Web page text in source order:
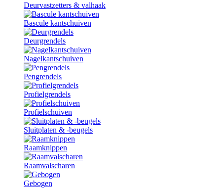
Deurvastzetters & valhaak
Bascule kantschuiven
Deurgrendels
Nagelkantschuiven
Pengrendels
Profielgrendels
Profielschuiven
Sluitplaten & -beugels
Raamknippen
Raamvalscharen
Gebogen